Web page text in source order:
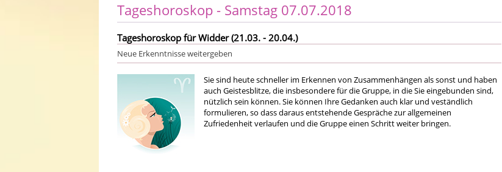
Tageshoroskop - Samstag 07.07.2018
Tageshoroskop für Widder (21.03. - 20.04.)
Neue Erkenntnisse weitergeben
Sie sind heute schneller im Erkennen von Zusammenhängen als sonst und haben
auch Geistesblitze, die insbesondere für die Gruppe, in die Sie eingebunden sind,
nützlich sein können. Sie können Ihre Gedanken auch klar und veständlich
formulieren, so dass daraus entstehende Gespräche zur allgemeinen
Zufriedenheit verlaufen und die Gruppe einen Schritt weiter bringen.